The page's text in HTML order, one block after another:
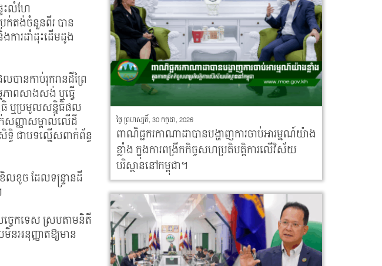
ះលំហែ
តង់ចំនួនពីរ បាន
ការដាំដុះដើមដូង
ានកាប់រុករានដីព្រៃ
ភាពសាងសង់ ឬធ្វើ
ធិ ឬប្រមូលសន្និធិផល
សញ្ញាសម្គាល់លើដី
ធិ ជាបទល្មើសពាក់ព័ន្ធ
លខូច ដែលទន្ទ្រានដី
ចេកទេស ស្របតាមនិតី
នអនុញ្ញាតឱ្យមាន
ថ្ងៃ ព្រហស្បតិ៍, 30 កក្កដា, 2026
ពាណិជ្ជករកាណាដាបានបង្ហាញការចាប់អារម្មណ៍យ៉ាង
ខ្លាំង ក្នុងការពង្រីកកិច្ចសហប្រតិបត្តិការលើវិស័យ
បរិស្ថាននៅកម្ពុជា។